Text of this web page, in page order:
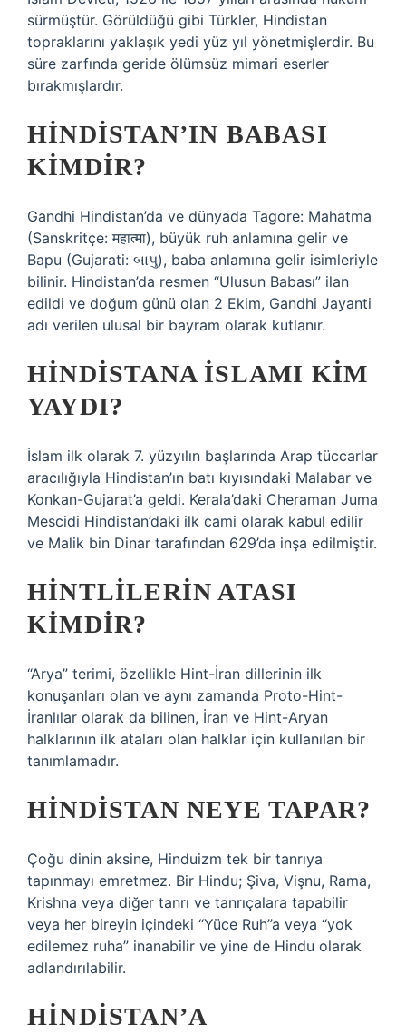
sürmüştür. Görüldüğü gibi Türkler, Hindistan
topraklarını yaklaşık yedi yüz yıl yönetmişlerdir. Bu
süre zarfında geride ölümsüz mimari eserler
bırakmışlardır.
HINDISTAN’IN BABASI
KIMDIR?
Gandhi Hindistan’da ve dünyada Tagore: Mahatma
(Sanskritçe: महात्मा), büyük ruh anlamına gelir ve
Bapu (Gujarati: બાપુ), baba anlamına gelir isimleriyle
bilinir. Hindistan’da resmen “Ulusun Babası” ilan
edildi ve doğum günü olan 2 Ekim, Gandhi Jayanti
adı verilen ulusal bir bayram olarak kutlanır.
HINDISTANA ISLAMI KIM
YAYDI?
İslam ilk olarak 7. yüzyılın başlarında Arap tüccarlar
aracılığıyla Hindistan’ın batı kıyısındaki Malabar ve
Konkan-Gujarat’a geldi. Kerala’daki Cheraman Juma
Mescidi Hindistan’daki ilk cami olarak kabul edilir
ve Malik bin Dinar tarafından 629’da inşa edilmiştir.
HINTLILERIN ATASI
KIMDIR?
“Arya” terimi, özellikle Hint-İran dillerinin ilk
konuşanları olan ve aynı zamanda Proto-Hint-
İranlılar olarak da bilinen, İran ve Hint-Aryan
halklarının ilk ataları olan halklar için kullanılan bir
tanımlamadır.
HINDISTAN NEYE TAPAR?
Çoğu dinin aksine, Hinduizm tek bir tanrıya
tapınmayı emretmez. Bir Hindu; Şiva, Vişnu, Rama,
Krishna veya diğer tanrı ve tanrıçalara tapabilir
veya her bireyin içindeki “Yüce Ruh”a veya “yok
edilemez ruha” inanabilir ve yine de Hindu olarak
adlandırılabilir.
HINDISTAN’A